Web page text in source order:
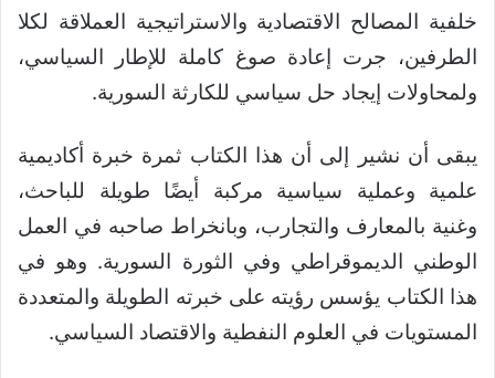
خلفية المصالح الاقتصادية والاستراتيجية العملاقة لكلا
الطرفين، جرت إعادة صوغ كاملة للإطار السياسي،
ولمحاولات إيجاد حل سياسي للكارثة السورية.
يبقى أن نشير إلى أن هذا الكتاب ثمرة خبرة أكاديمية
علمية وعملية سياسية مركبة أيضًا طويلة للباحث،
وغنية بالمعارف والتجارب، وبانخراط صاحبه في العمل
الوطني الديموقراطي وفي الثورة السورية. وهو في
هذا الكتاب يؤسس رؤيته على خبرته الطويلة والمتعددة
المستويات في العلوم النفطية والاقتصاد السياسي.